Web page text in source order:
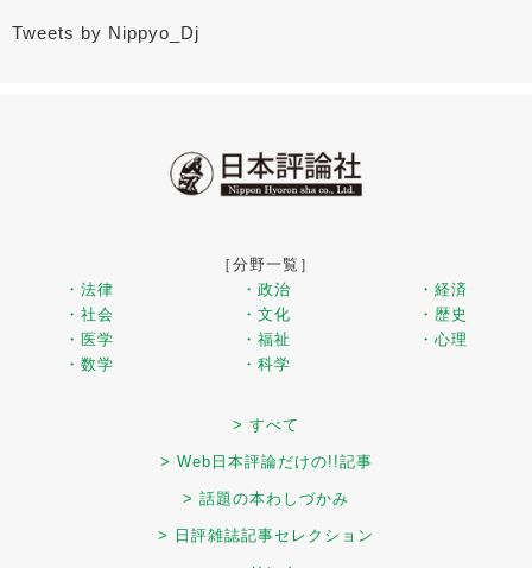
Tweets by Nippyo_Dj
［分野一覧］
・法律
・政治
・経済
・社会
・文化
・歴史
・医学
・福祉
・心理
・数学
・科学
> すべて
> Web日本評論だけの!!記事
> 話題の本わしづかみ
> 日評雑誌記事セレクション